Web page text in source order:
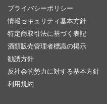
プライバシーポリシー
情報セキュリティ基本方針
特定商取引法に基づく表記
酒類販売管理者標識の掲示
勧誘方針
反社会的勢力に対する基本方針
利用規約